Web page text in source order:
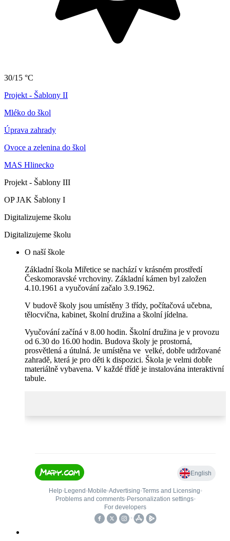
30/15 °C
Projekt - Šablony II
Mléko do škol
Úprava zahrady
Ovoce a zelenina do škol
MAS Hlinecko
Projekt - Šablony III
OP JAK Šablony I
Digitalizujeme školu
Digitalizujeme školu
O naší škole
Základní škola Miřetice se nachází v krásném prostředí
Českomoravské vrchoviny. Základní kámen byl založen
4.10.1961 a vyučování začalo 3.9.1962.
V budově školy jsou umístěny 3 třídy, počítačová učebna,
tělocvična, kabinet, školní družina a školní jídelna.
Vyučování začíná v 8.00 hodin. Školní družina je v provozu
od 6.30 do 16.00 hodin. Budova školy je prostorná,
prosvětlená a útulná. Je umístěna ve velké, dobře udržované
zahradě, která je pro děti k dispozici. Škola je velmi dobře
materiálně vybavena. V každé třídě je instalována interaktivní
tabule.